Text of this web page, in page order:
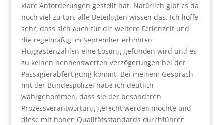
klare Anforderungen gestellt hat. Natürlich gibt es da
noch viel zu tun, alle Beteiligten wissen das. Ich hoffe
sehr, dass sich auch für die weitere Ferienzeit und
die regelmäßig im September erhöhten
Fluggastenzahlen eine Lösung gefunden wird und es
zu keinen nennenswerten Verzögerungen bei der
Passagierabfertigung kommt. Bei meinem Gespräch
mit der Bundespolizei habe ich deutlich
wahrgenommen, dass sie der besonderen
Prozessverantwortung gerecht werden möchte und
diese mit hohen Qualitätsstandards durchführen